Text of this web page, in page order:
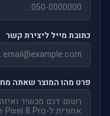
כתובת מייל ליצירת קשר
פרט מהו המוצר שאתה